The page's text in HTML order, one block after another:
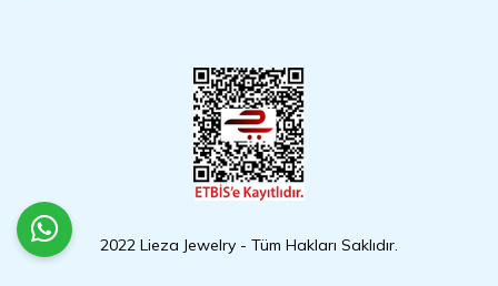
2022 Lieza Jewelry - Tüm Hakları Saklıdır.